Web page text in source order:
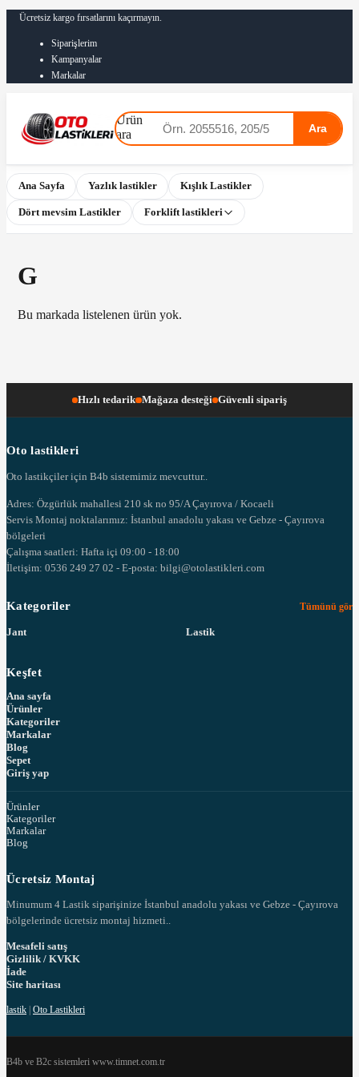
Ücretsiz kargo fırsatlarını kaçırmayın.
Siparişlerim
Kampanyalar
Markalar
Ürün
ara
Ara
Ana Sayfa Yazlık lastikler Kışlık Lastikler
Dört mevsim Lastikler Forklift lastikleri
G
Bu markada listelenen ürün yok.
Hızlı tedarik Mağaza desteği Güvenli sipariş
Oto lastikleri
Oto lastikçiler için B4b sistemimiz mevcuttur..
Adres: Özgürlük mahallesi 210 sk no 95/A Çayırova / Kocaeli
Servis Montaj noktalarımız: İstanbul anadolu yakası ve Gebze - Çayırova
bölgeleri
Çalışma saatleri: Hafta içi 09:00 - 18:00
İletişim: 0536 249 27 02 - E-posta: bilgi@otolastikleri.com
Kategoriler Tümünü gör
Jant Lastik
Keşfet
Ana sayfa
Ürünler
Kategoriler
Markalar
Blog
Sepet
Giriş yap
Ürünler
Kategoriler
Markalar
Blog
Ücretsiz Montaj
Minumum 4 Lastik siparişinize İstanbul anadolu yakası ve Gebze - Çayırova
bölgelerinde ücretsiz montaj hizmeti..
Mesafeli satış
Gizlilik / KVKK
İade
Site haritası
lastik | Oto Lastikleri
B4b ve B2c sistemleri www.timnet.com.tr